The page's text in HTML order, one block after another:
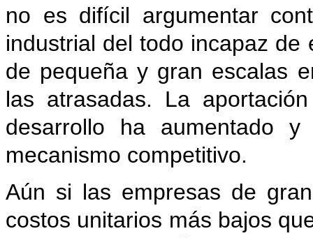
no es difícil argumentar
industrial del todo incapaz
de pequeña y gran escalas
las atrasadas. La
desarrollo ha aumentado
mecanismo competitivo.
Aún si las empresas de
costos unitarios más bajos